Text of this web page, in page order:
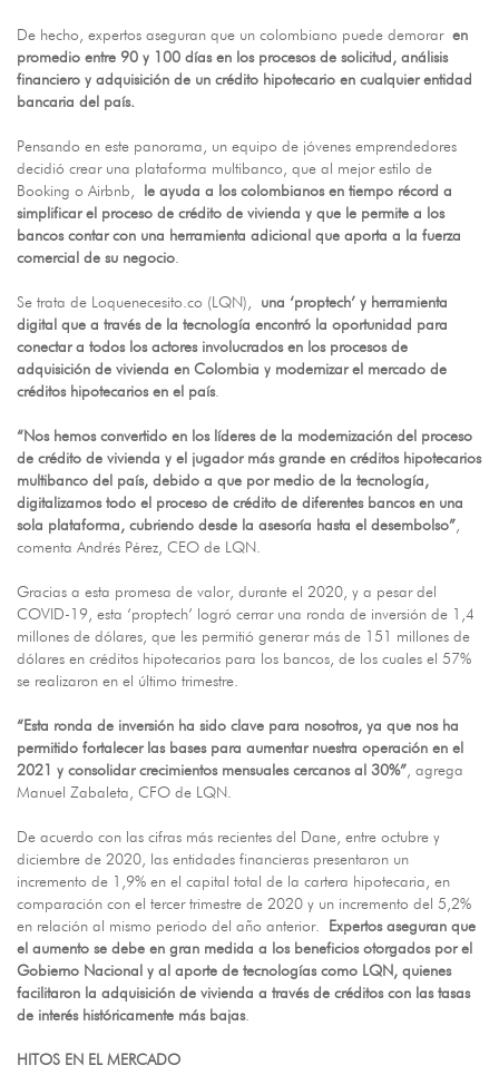
De hecho, expertos aseguran que un colombiano puede demorar en
promedio entre 90 y 100 días en los procesos de solicitud, análisis
financiero y adquisición de un crédito hipotecario en cualquier entidad
bancaria del país.
Pensando en este panorama, un equipo de jóvenes emprendedores
decidió crear una plataforma multibanco, que al mejor estilo de
Booking o Airbnb,
le ayuda a los colombianos en tiempo récord a
simplificar el proceso de crédito de vivienda y que le permite a los
bancos contar con una herramienta adicional que aporta a la fuerza
comercial de su negocio.
Se trata de Loquenecesito.co (LQN), una ‘proptech’ y herramienta
digital que a través de la tecnología encontró la oportunidad para
conectar a todos los actores involucrados en los procesos de
adquisición de vivienda en Colombia y modernizar el mercado de
créditos hipotecarios en el país.
“Nos hemos convertido en los líderes de la modernización del proceso
de crédito de vivienda y el jugador más grande en créditos hipotecarios
multibanco del país, debido a que por medio de la tecnología,
digitalizamos todo el proceso de crédito de diferentes bancos en una
sola plataforma, cubriendo desde la asesoría hasta el desembolso”,
comenta Andrés Pérez, CEO de LQN.
Gracias a esta promesa de valor, durante el 2020, y a pesar del
COVID-19, esta ‘proptech’ logró cerrar una ronda de inversión de 1,4
millones de dólares, que les permitió generar más de 151 millones de
dólares en créditos hipotecarios para los bancos, de los cuales el 57%
se realizaron en el último trimestre.
“Esta ronda de inversión ha sido clave para nosotros, ya que nos ha
permitido fortalecer las bases para aumentar nuestra operación en el
2021 y consolidar crecimientos mensuales cercanos al 30%”, agrega
Manuel Zabaleta, CFO de LQN.
De acuerdo con las cifras más recientes del Dane, entre octubre y
diciembre de 2020, las entidades financieras presentaron un
incremento de 1,9% en el capital total de la cartera hipotecaria, en
comparación con el tercer trimestre de 2020 y un incremento del 5,2%
en relación al mismo periodo del año anterior.
Expertos aseguran que
el aumento se debe en gran medida a los beneficios otorgados por el
Gobierno Nacional y al aporte de tecnologías como LQN, quienes
facilitaron la adquisición de vivienda a través de créditos con las tasas
de interés históricamente más bajas.
HITOS EN EL MERCADO